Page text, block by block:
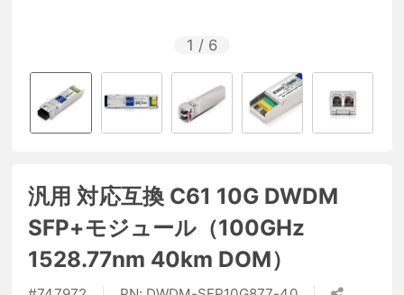
1 / 6
汎用 対応互換 C61 10G DWDM
SFP+モジュール（100GHz
1528.77nm 40km DOM）